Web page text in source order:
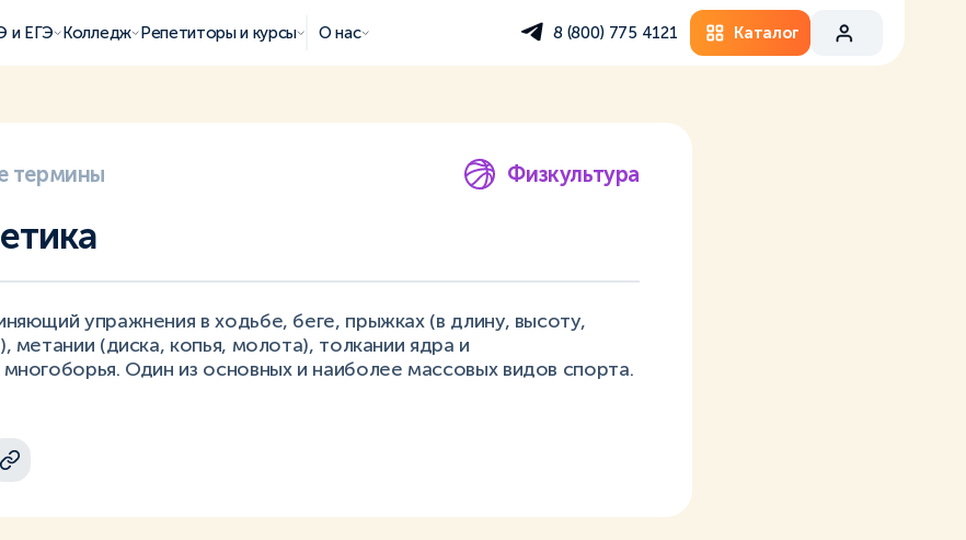
и ЕГЭ Колледж Репетиторы и курсы О нас 8 (800) 775 4121 Каталог
термины Физкультура
упражнения в ходьбе, беге, прыжках (в длину, высоту,
метании (диска, копья, молота), толкании ядра и
многоборья. Один из основных и наиболее массовых видов спорта.